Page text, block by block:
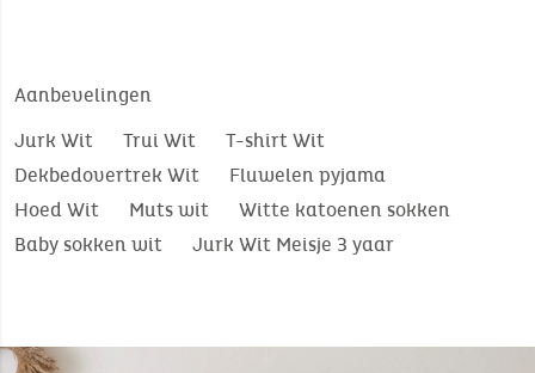
Aanbevelingen
Jurk Wit
Trui Wit
T-shirt Wit
Dekbedovertrek Wit
Fluwelen pyjama
Hoed Wit
Muts wit
Witte katoenen sokken
Baby sokken wit
Jurk Wit Meisje 3 yaar